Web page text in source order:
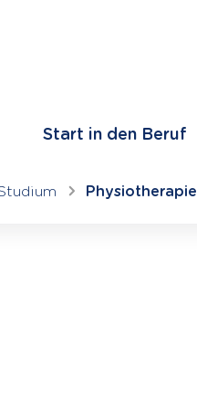
Start in den Beruf
Physiotherapie